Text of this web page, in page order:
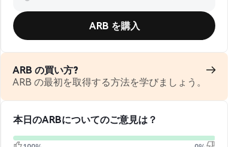
ARB を購入
ARB の買い方?
ARB の最初を取得する方法を学びましょう。
本日のARBについてのご意見は？